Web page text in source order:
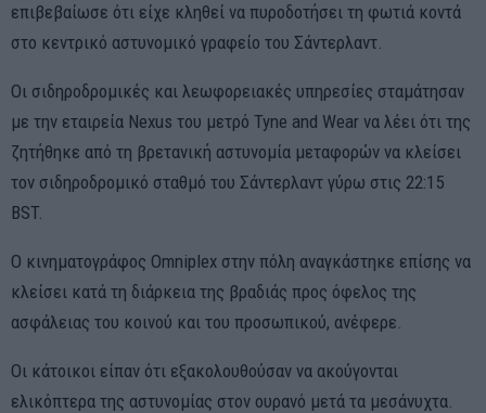
επιβεβαίωσε ότι είχε κληθεί να πυροδοτήσει τη φωτιά κοντά
στο κεντρικό αστυνομικό γραφείο του Σάντερλαντ.
Οι σιδηροδρομικές και λεωφορειακές υπηρεσίες σταμάτησαν
με την εταιρεία Nexus του μετρό Tyne and Wear να λέει ότι της
ζητήθηκε από τη βρετανική αστυνομία μεταφορών να κλείσει
τον σιδηροδρομικό σταθμό του Σάντερλαντ γύρω στις 22:15
BST.
Ο κινηματογράφος Omniplex στην πόλη αναγκάστηκε επίσης να
κλείσει κατά τη διάρκεια της βραδιάς προς όφελος της
ασφάλειας του κοινού και του προσωπικού, ανέφερε.
Οι κάτοικοι είπαν ότι εξακολουθούσαν να ακούγονται
ελικόπτερα της αστυνομίας στον ουρανό μετά τα μεσάνυχτα.